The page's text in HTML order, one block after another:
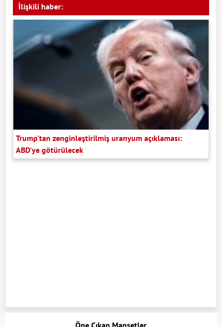
İlişkili haber:
Trump'tan zenginleştirilmiş uranyum açıklaması:
ABD'ye götürülecek
Öne Çıkan Manşetler